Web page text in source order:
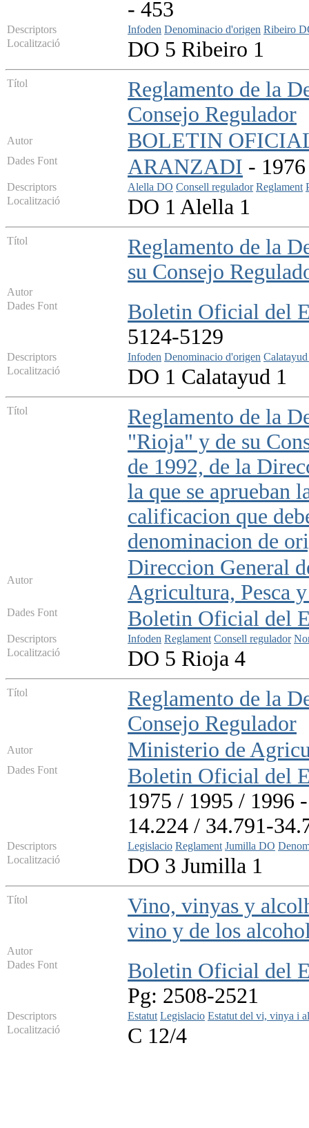
- 453
Descriptors Infoden Denominacio d'origen Ribeiro
Localització
DO 5 Ribeiro 1
Títol
Reglamento de la
Consejo Regulador
Autor BOLETIN
Dades Font ARANZADI -
Descriptors Alella DO Consell regulador Reglament
Localització
DO 1 Alella 1
Títol
Reglamento de la
su Consejo
Autor
Dades Font
Boletin Oficial del
5124-5129
Descriptors Infoden Denominacio d'origen
Localització
DO 1 Calatayud 1
Títol
Reglamento de la
"Rioja" y de su
de 1992, de la
la que se aprueban
calificacion que
denominacion de
Autor
Direccion General
Agricultura, Pesca
Dades Font Boletin Oficial del
Descriptors Infoden Reglament Consell regulador
Localització
DO 5 Rioja 4
Títol
Reglamento de la
Consejo Regulador
Autor Ministerio de
Dades Font
Boletin Oficial del
1975 / 1995 / 1996
14.224 / 34.791-
Descriptors Legislacio Reglament Jumilla DO
Localització
DO 3 Jumilla 1
Títol
Vino, vinyas y
vino y de los
Autor
Dades Font
Boletin Oficial del
Pg: 2508-2521
Descriptors Estatut Legislacio Estatut del vi, vinya i
Localització
C 12/4